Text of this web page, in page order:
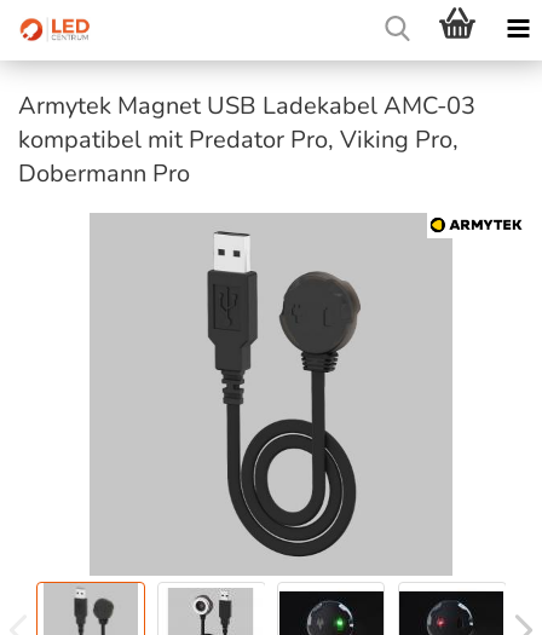
Armytek Magnet USB Ladekabel AMC-03
kompatibel mit Predator Pro, Viking Pro,
Dobermann Pro